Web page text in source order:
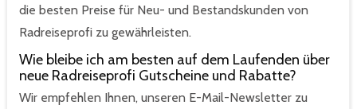
die besten Preise für Neu- und Bestandskunden von
Radreiseprofi zu gewährleisten.
Wie bleibe ich am besten auf dem Laufenden über
neue Radreiseprofi Gutscheine und Rabatte?
Wir empfehlen Ihnen, unseren E-Mail-Newsletter zu